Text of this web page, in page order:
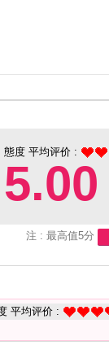
態度 平均评价 :
5.00
注 : 最高值5分
平均评价 :